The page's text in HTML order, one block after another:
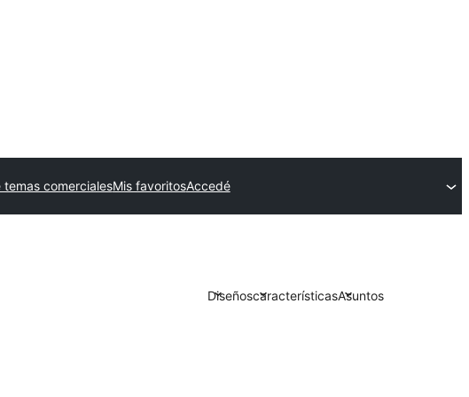
temas comercialesMis favoritosAccedé
DiseñoscaracterísticasAsuntos